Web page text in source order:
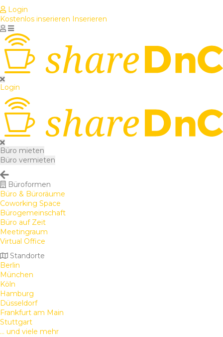
Login
Kostenlos inserieren Inserieren
Login
Büro mieten
Büro vermieten
Büroformen
Büro & Büroräume
Coworking Space
Bürogemeinschaft
Büro auf Zeit
Meetingraum
Virtual Office
Standorte
Berlin
München
Köln
Hamburg
Düsseldorf
Frankfurt am Main
Stuttgart
... und viele mehr